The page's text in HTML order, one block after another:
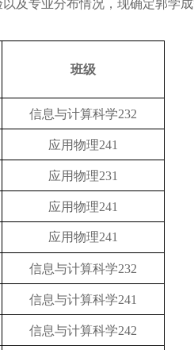
及专业分布情况，现确定郭学
班级
信息与计算科学232
应用物理241
应用物理231
应用物理241
应用物理241
信息与计算科学232
信息与计算科学241
信息与计算科学242